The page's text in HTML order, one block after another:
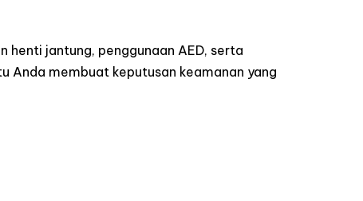
jantung, penggunaan AED, serta
Anda membuat keputusan keamanan yang